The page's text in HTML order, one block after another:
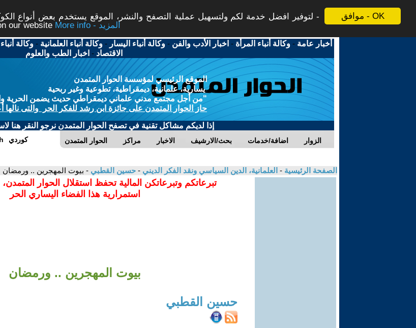
موافق - OK
لتوفير افضل خدمة لكم ولتسهيل عملية التصفح والنشر، الموقع يستخدم بعض أنواع
our website
More info - المزيد
أخبار عامة -وكالة أنباء المرأة - اخبار الأدب والفن -وكالة أنباء اليسار -وكالة أنباء العلمانية -وكالة
الاقتصاد - اخبار الطب والعلوم
الموقع الرئيسي لمؤسسة الحوار المتمدن
يسارية، علمانية، ديمقراطية، تطوعية وغير ربحية
"من أجل مجتمع مدني علماني ديمقراطي حديث يضمن الحرية
حاز الحوار المتمدن على جائزة ابن رشد للفكر الحر والتى نالها
إذا لديكم مشاكل تقنية في تصفح الحوار المتمدن نرجو النقر هنا
الحوار المتمدن مراكز الاخبار بحث/الارشيف اضافة/خدمات الزوار كوردي
الصفحة الرئيسية - العلمانية، الدين السياسي ونقد الفكر الديني - حسين القطبي - بيوت المهجرين .. ورمضان
تبرعاتكم وتبرعاتكن المالية تحفظ استقلال الحوار
استمرارية هذا الفضاء اليساري الحر
بيوت المهجرين .. ورمضان
حسين القطبي